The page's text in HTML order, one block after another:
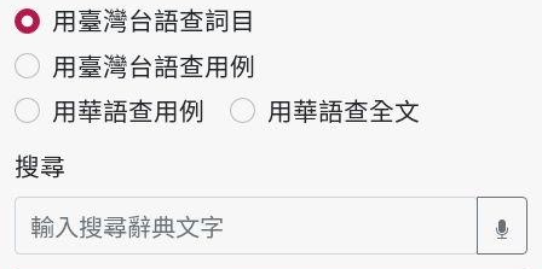
用臺灣台語查詞目
用臺灣台語查用例
用華語查用例
用華語查全文
搜尋